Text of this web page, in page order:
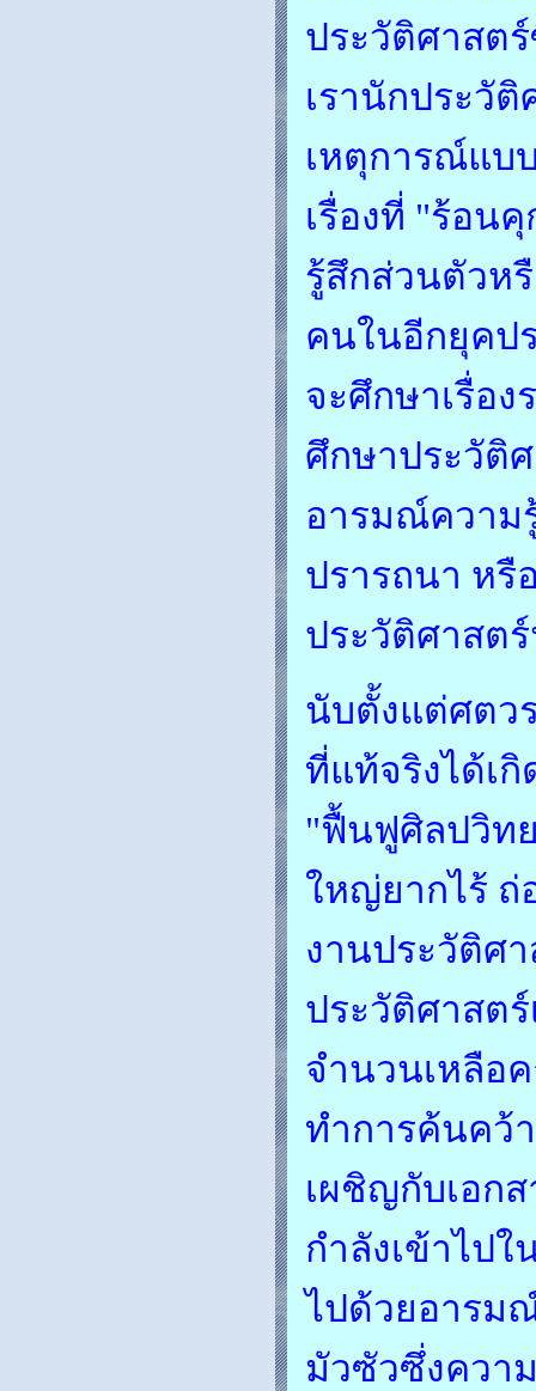
ประวัติศาสต
เรานักประวั
เหตุการณ์แบ
เรื่องที่ "ร้อน
รู้สึกส่วนตัวห
คนในอีกยุคป
จะศึกษาเรื่อ
ศึกษาประวัติ
อารมณ์ความ
ปรารถนา หรื
ประวัติศาสต
นับตั้งแต่ศตว
ที่แท้จริงได้เ
"ฟื้นฟูศิลปวิท
ใหญ่ยากไร้
งานประวัติศ
ประวัติศาสต
จำนวนเหลือ
ทำการค้นคว้า
เผชิญกับเอก
กำลังเข้าไป
ไปด้วยอารม
มัวซัวซึ่งควา